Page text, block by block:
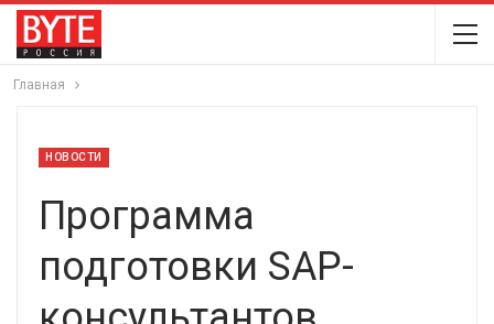
Главная
НОВОСТИ
Программа
подготовки SAP-